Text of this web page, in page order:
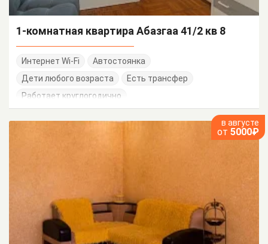
1-комнатная квартира Абазгаа 41/2 кв 8
Интернет Wi-Fi
Автостоянка
Дети любого возраста
Есть трансфер
Работает круглогодично
в августе
от 5000₽